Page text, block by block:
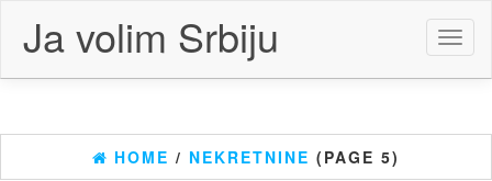
content
Ja volim Srbiju
HOME / NEKRETNINE (PAGE 5)